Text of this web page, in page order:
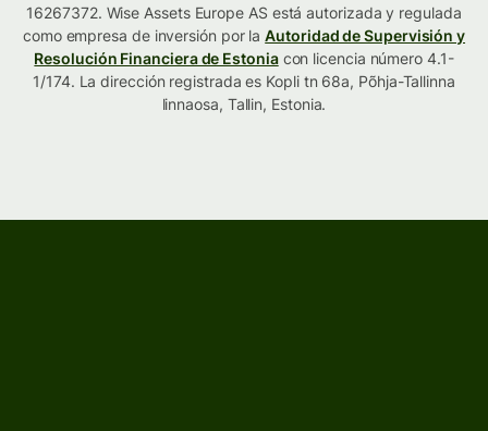
16267372. Wise Assets Europe AS está autorizada y regulada
como empresa de inversión por laAutoridad de Supervisión y
Resolución Financiera de Estoniacon licencia número 4.1-
1/174. La dirección registrada es Kopli tn 68a, Põhja-Tallinna
linnaosa, Tallin, Estonia.